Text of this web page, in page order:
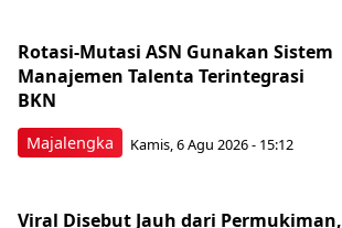
Majalengka
Rotasi-Mutasi ASN Gunakan Sistem
Manajemen Talenta Terintegrasi
BKN
Kamis, 6 Agu 2026 - 15:12
Viral Disebut Jauh dari Permukiman,